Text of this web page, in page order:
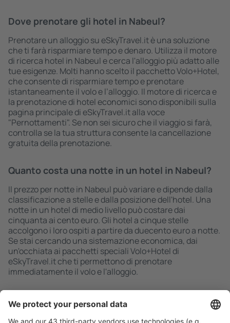
Dove prenotare gli hotel in Nabeul?
Prenotare un alloggio su eSkyTravel.it è una soluzione
che ti farà risparmiare tempo e denaro. Utilizza il motore
di ricerca hotel in Nabeul e cerca l'alloggio più adatto alle
tue esigenze. Molti hanno scelto il pacchetto Volo+Hotel,
che consente di risparmiare tempo e prenotare
istantaneamente il volo e l’alloggio. Il motore di ricerca e
la prenotazione di hotel economici sono disponibili sulla
pagina principale di eSkyTravel.it alla voce
"Pernottamenti". Se non sei sicuro che il viaggio si farà,
controlla se la tua struttura consente la cancellazione
gratuita della prenotazione.
Quanto costa una notte in un hotel in Nabeul?
Il prezzo per notte in Nabeul può variare e dipende dalla
classificazione a stelle e dalla posizione dell'hotel. Una
notte in un hotel di medio livello può costare dai
cinquanta ai cento euro. Gli hotel a cinque stelle
accolgono i loro ospiti a partire da duecento euro a notte.
Se stai cercando una sistemazione economica, dai
un'occhiata ai pacchetti speciali Volo+Hotel di
eSkyTravel.it che ti permettono di prenotare
immediatamente il volo e l'alloggio.